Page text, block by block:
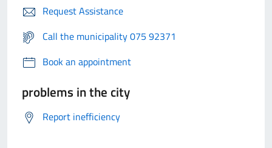
Request Assistance
Call the municipality 075 92371
Book an appointment
problems in the city
Report inefficiency